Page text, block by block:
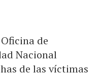
de
Nacional
de las víctimas